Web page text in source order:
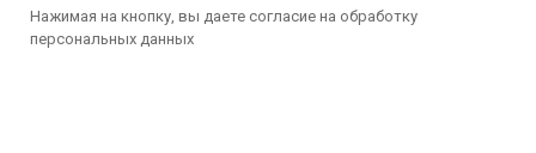
Нажимая на кнопку, вы даете согласие на обработку
персональных данных